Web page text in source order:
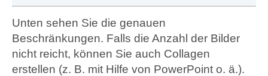
Unten sehen Sie die genauen
Beschränkungen. Falls die Anzahl der Bilder
nicht reicht, können Sie auch Collagen
erstellen (z. B. mit Hilfe von PowerPoint o. ä.).